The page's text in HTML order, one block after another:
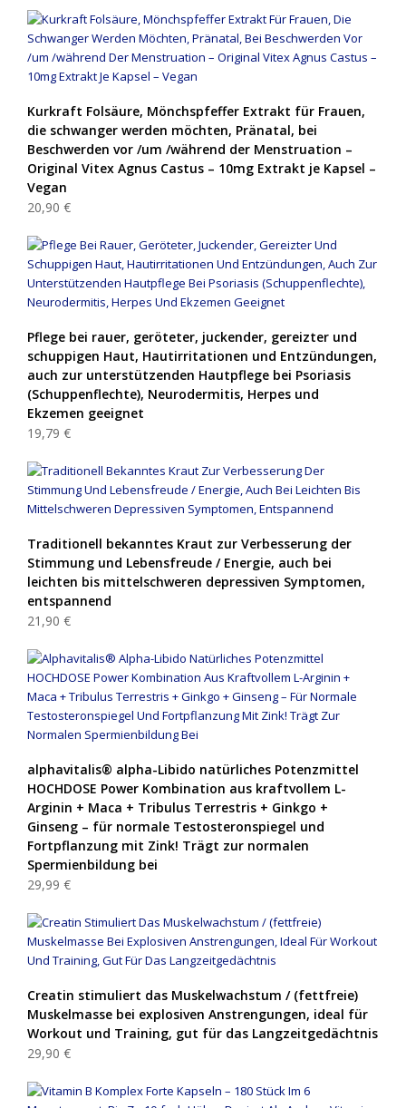
Kurkraft Folsäure, Mönchspfeffer Extrakt für Frauen,
die schwanger werden möchten, Pränatal, bei
Beschwerden vor /um /während der Menstruation –
Original Vitex Agnus Castus – 10mg Extrakt je Kapsel –
Vegan
20,90 €
Pflege bei rauer, geröteter, juckender, gereizter und
schuppigen Haut, Hautirritationen und Entzündungen,
auch zur unterstützenden Hautpflege bei Psoriasis
(Schuppenflechte), Neurodermitis, Herpes und
Ekzemen geeignet
19,79 €
Traditionell bekanntes Kraut zur Verbesserung der
Stimmung und Lebensfreude / Energie, auch bei
leichten bis mittelschweren depressiven Symptomen,
entspannend
21,90 €
alphavitalis® alpha-Libido natürliches Potenzmittel
HOCHDOSE Power Kombination aus kraftvollem L-
Arginin + Maca + Tribulus Terrestris + Ginkgo +
Ginseng – für normale Testosteronspiegel und
Fortpflanzung mit Zink! Trägt zur normalen
Spermienbildung bei
29,99 €
Creatin stimuliert das Muskelwachstum / (fettfreie)
Muskelmasse bei explosiven Anstrengungen, ideal für
Workout und Training, gut für das Langzeitgedächtnis
29,90 €